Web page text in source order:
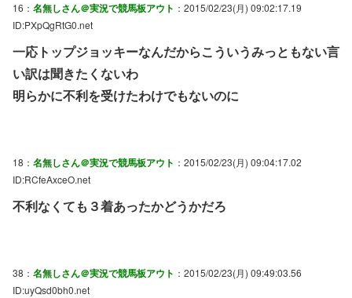
16： 名無しさん＠実況で競馬板アウト ：2015/02/23(月) 09:02:17.19
ID:PXpQgRtG0.net
一応トップジョッキーなんだからこういうみっともない言
い訳は聞きたくないわ
明らかに不利を受けたわけでもないのに
18： 名無しさん＠実況で競馬板アウト ：2015/02/23(月) 09:04:17.02
ID:RCfeAxceO.net
不利なくても３着あったかどうかだろ
38： 名無しさん＠実況で競馬板アウト ：2015/02/23(月) 09:49:03.56
ID:uyQsd0bh0.net